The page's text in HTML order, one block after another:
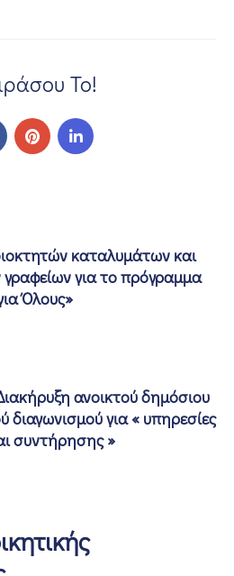
Το!
καταλυμάτων και
γραφείων για το πρόγραμμα
Όλους»
ανοικτού δημόσιου
διαγωνισμού για « υπηρεσίες
συντήρησης »